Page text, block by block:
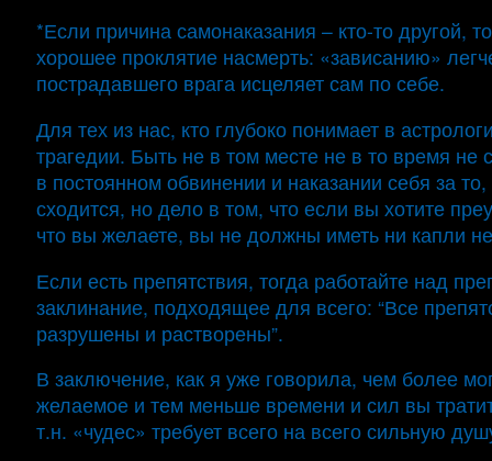
*Если причина самонаказания – кто-то другой,
хорошее проклятие насмерть: «зависанию»
пострадавшего врага исцеляет сам по себе.
Для тех из нас, кто глубоко понимает в
трагедии. Быть не в том месте не в то время
в постоянном обвинении и наказании себя за
сходится, но дело в том, что если вы хотите
что вы желаете, вы не должны иметь ни капли
Если есть препятствия, тогда работайте над
заклинание, подходящее для всего: “Все
разрушены и растворены”.
В заключение, как я уже говорила, чем более
желаемое и тем меньше времени и сил вы
т.н. «чудес» требует всего на всего сильную